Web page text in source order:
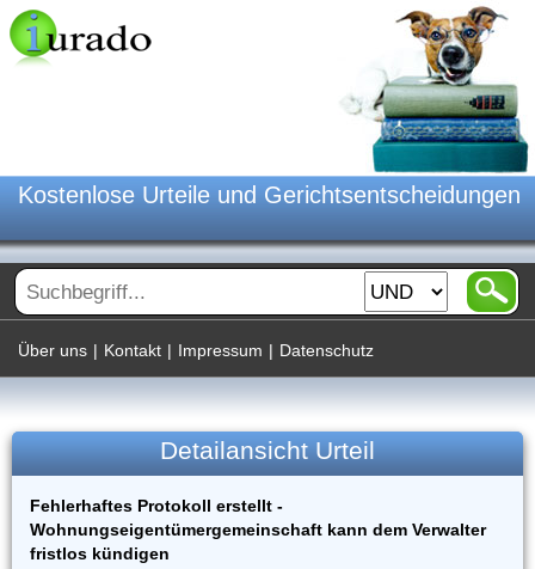
Kostenlose Urteile und Gerichtsentscheidungen
Über uns | Kontakt | Impressum | Datenschutz
Detailansicht Urteil
Fehlerhaftes Protokoll erstellt -
Wohnungseigentümergemeinschaft kann dem Verwalter
fristlos kündigen